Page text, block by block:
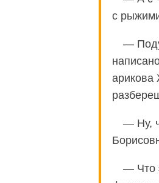
с
—
— Ну,
— Что